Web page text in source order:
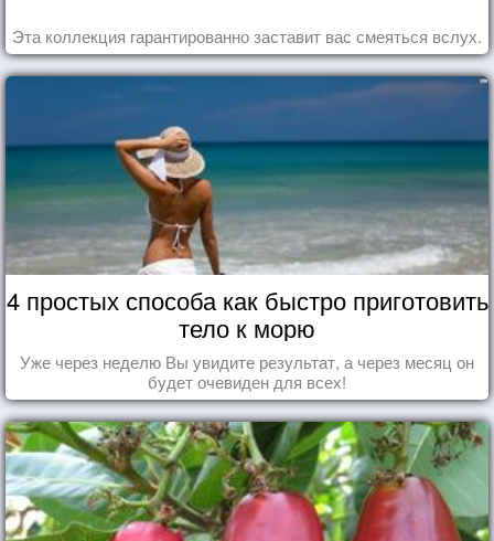
Эта коллекция гарантированно заставит вас смеяться вслух.
4 простых способа как быстро приготовить
тело к морю
Уже через неделю Вы увидите результат, а через месяц он
будет очевиден для всех!